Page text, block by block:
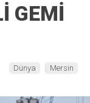
GEMİ
Dünya Mersin